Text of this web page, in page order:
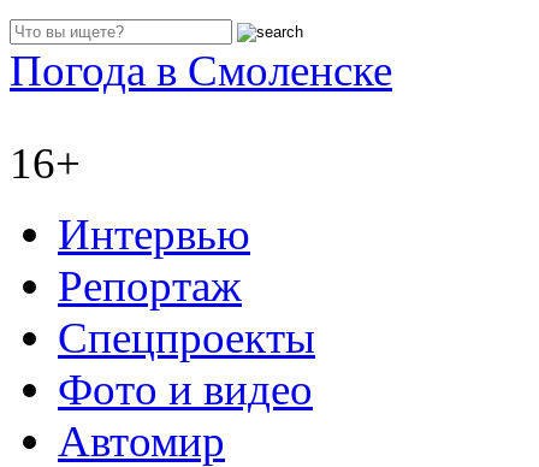
Погода в Смоленске
16+
Интервью
Репортаж
Спецпроекты
Фото и видео
Автомир